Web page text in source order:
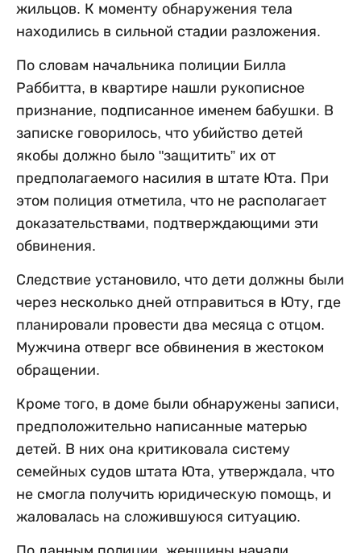
жильцов. К моменту обнаружения тела
находились в сильной стадии разложения.
По словам начальника полиции Билла
Раббитта, в квартире нашли рукописное
признание, подписанное именем бабушки. В
записке говорилось, что убийство детей
якобы должно было "защитить” их от
предполагаемого насилия в штате Юта. При
этом полиция отметила, что не располагает
доказательствами, подтверждающими эти
обвинения.
Следствие установило, что дети должны были
через несколько дней отправиться в Юту, где
планировали провести два месяца с отцом.
Мужчина отверг все обвинения в жестоком
обращении.
Кроме того, в доме были обнаружены записи,
предположительно написанные матерью
детей. В них она критиковала систему
семейных судов штата Юта, утверждала, что
не смогла получить юридическую помощь, и
жаловалась на сложившуюся ситуацию.